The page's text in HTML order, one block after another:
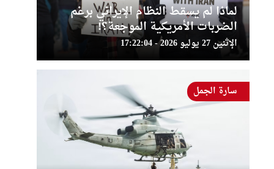
لماذا لم يسقط النظام الإيراني برغم
الضربات الأمريكية الموجعة؟!
الإثنين 27 يوليو 2026 - 17:22:04
سارة الجمل